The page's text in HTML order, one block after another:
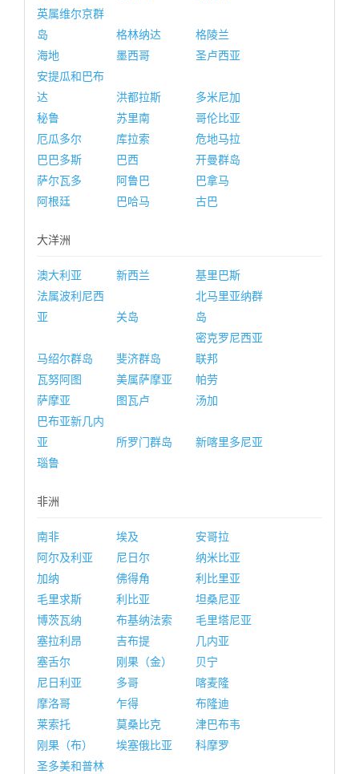
英属维尔京群
岛
格林纳达
格陵兰
海地
墨西哥
圣卢西亚
安提瓜和巴布
达
洪都拉斯
多米尼加
秘鲁
苏里南
哥伦比亚
厄瓜多尔
库拉索
危地马拉
巴巴多斯
巴西
开曼群岛
萨尔瓦多
阿鲁巴
巴拿马
阿根廷
巴哈马 古巴
大洋洲
澳大利亚 新西兰
基里巴斯
法属波利尼西
亚
关岛
北马里亚纳群
岛
马绍尔群岛 斐济群岛
密克罗尼西亚
联邦
瓦努阿图
美属萨摩亚
帕劳
萨摩亚
图瓦卢
汤加
巴布亚新几内
亚
所罗门群岛
新喀里多尼亚
瑙鲁
非洲
南非 埃及
安哥拉
阿尔及利亚
尼日尔
纳米比亚
加纳
佛得角
利比里亚
毛里求斯
利比亚
坦桑尼亚
博茨瓦纳
布基纳法索
毛里塔尼亚
塞拉利昂
吉布提
几内亚
塞舌尔
刚果（金）
贝宁
尼日利亚
多哥
喀麦隆
摩洛哥
乍得
布隆迪
莱索托
莫桑比克
津巴布韦
刚果（布）
埃塞俄比亚
科摩罗
圣多美和普林